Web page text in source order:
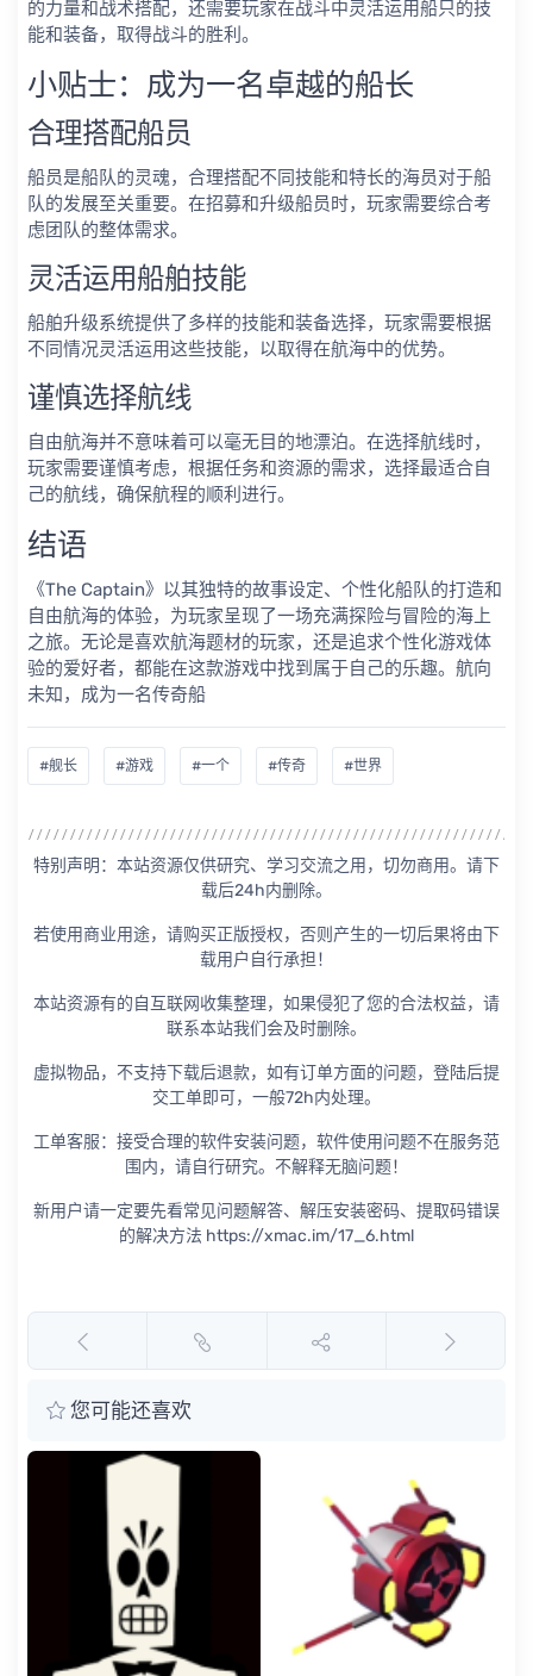
的力量和战术搭配，还需要玩家在战斗中灵活运用船只的技
能和装备，取得战斗的胜利。
小贴士：成为一名卓越的船长
合理搭配船员
船员是船队的灵魂，合理搭配不同技能和特长的海员对于船
队的发展至关重要。在招募和升级船员时，玩家需要综合考
虑团队的整体需求。
灵活运用船舶技能
船舶升级系统提供了多样的技能和装备选择，玩家需要根据
不同情况灵活运用这些技能，以取得在航海中的优势。
谨慎选择航线
自由航海并不意味着可以毫无目的地漂泊。在选择航线时，
玩家需要谨慎考虑，根据任务和资源的需求，选择最适合自
己的航线，确保航程的顺利进行。
结语
《The Captain》以其独特的故事设定、个性化船队的打造和
自由航海的体验，为玩家呈现了一场充满探险与冒险的海上
之旅。无论是喜欢航海题材的玩家，还是追求个性化游戏体
验的爱好者，都能在这款游戏中找到属于自己的乐趣。航向
未知，成为一名传奇船
#舰长 #游戏 #一个 #传奇 #世界
特别声明：本站资源仅供研究、学习交流之用，切勿商用。请下
载后24h内删除。
若使用商业用途，请购买正版授权，否则产生的一切后果将由下
载用户自行承担！
本站资源有的自互联网收集整理，如果侵犯了您的合法权益，请
联系本站我们会及时删除。
虚拟物品，不支持下载后退款，如有订单方面的问题，登陆后提
交工单即可，一般72h内处理。
工单客服：接受合理的软件安装问题，软件使用问题不在服务范
围内，请自行研究。不解释无脑问题！
新用户请一定要先看常见问题解答、解压安装密码、提取码错误
的解决方法 https://xmac.im/17_6.html
您可能还喜欢